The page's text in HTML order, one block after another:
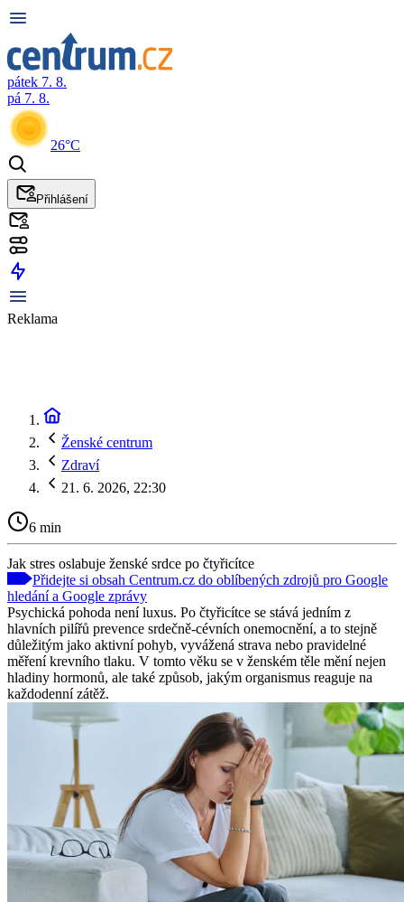
pátek 7. 8.
pá 7. 8.
26°C
Přihlášení
Reklama
Ženské centrum
Zdraví
21. 6. 2026, 22:30
6 min
Jak stres oslabuje ženské srdce po čtyřicítce
Přidejte si obsah Centrum.cz do oblíbených zdrojů pro Google
hledání a Google zprávy
Psychická pohoda není luxus. Po čtyřicítce se stává jedním z
hlavních pilířů prevence srdečně-cévních onemocnění, a to stejně
důležitým jako aktivní pohyb, vyvážená strava nebo pravidelné
měření krevního tlaku. V tomto věku se v ženském těle mění nejen
hladiny hormonů, ale také způsob, jakým organismus reaguje na
každodenní zátěž.